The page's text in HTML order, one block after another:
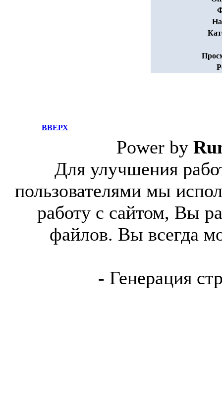
ВВЕРХ
Power by
Для улучшения
пользователями мы
работу с сайтом, Вы
файлов. Вы всегда
- Генерация